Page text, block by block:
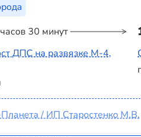
30 минут
ДПС на развязке М-4,
/ ИП Старостенко М.В.